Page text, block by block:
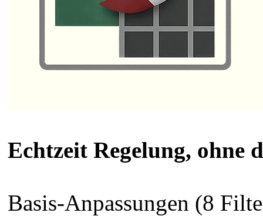
Echtzeit Regelung, ohne
Basis-Anpassungen (8